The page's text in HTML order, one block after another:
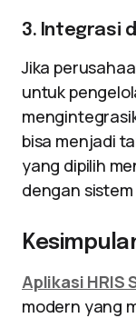
3. Integrasi
Jika
untuk
bisa menjadi
yang dipilih
dengan
Aplikasi HRIS
modern yang